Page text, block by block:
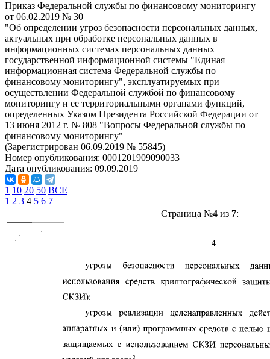
Приказ Федеральной службы по финансовому мониторингу
от 06.02.2019 № 30
"Об определении угроз безопасности персональных данных,
актуальных при обработке персональных данных в
информационных системах персональных данных
государственной информационной системы "Единая
информационная система Федеральной службы по
финансовому мониторингу", эксплуатируемых при
осуществлении Федеральной службой по финансовому
мониторингу и ее территориальными органами функций,
определенных Указом Президента Российской Федерации от
13 июня 2012 г. № 808 "Вопросы Федеральной службы по
финансовому мониторингу"
(Зарегистрирован 06.09.2019 № 55845)
Номер опубликования: 0001201909090033
Дата опубликования: 09.09.2019
1 10 20 50 ВСЕ
1 2 3 4 5 6 7
Страница №4из 7: